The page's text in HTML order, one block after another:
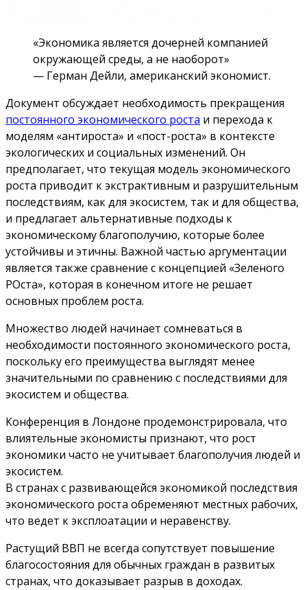
«Экономика является дочерней компанией
окружающей среды, а не наоборот»
— Герман Дейли, американский экономист.
Документ обсуждает необходимость прекращения
постоянного экономического роста и перехода к
моделям «антироста» и «пост-роста» в контексте
экологических и социальных изменений. Он
предполагает, что текущая модель экономического
роста приводит к экстрактивным и разрушительным
последствиям, как для экосистем, так и для общества,
и предлагает альтернативные подходы к
экономическому благополучию, которые более
устойчивы и этичны. Важной частью аргументации
является также сравнение с концепцией «Зеленого
РОста», которая в конечном итоге не решает
основных проблем роста.
Множество людей начинает сомневаться в
необходимости постоянного экономического роста,
поскольку его преимущества выглядят менее
значительными по сравнению с последствиями для
экосистем и общества.
Конференция в Лондоне продемонстрировала, что
влиятельные экономисты признают, что рост
экономики часто не учитывает благополучия людей и
экосистем.
В странах с развивающейся экономикой последствия
экономического роста обременяют местных рабочих,
что ведет к эксплоатации и неравенству.
Растущий ВВП не всегда сопутствует повышение
благосостояния для обычных граждан в развитых
странах, что доказывает разрыв в доходах.